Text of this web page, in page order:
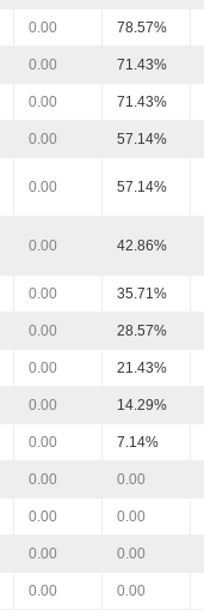
0.00 78.57%
0.00 71.43%
0.00 71.43%
0.00 57.14%
0.00 57.14%
0.00 42.86%
0.00 35.71%
0.00 28.57%
0.00 21.43%
0.00 14.29%
0.00 7.14%
0.00 0.00
0.00 0.00
0.00 0.00
0.00 0.00